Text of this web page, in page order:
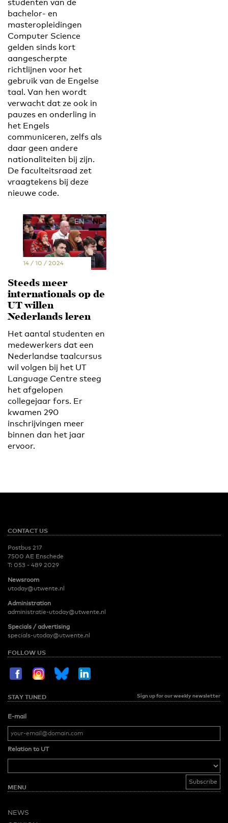
studenten van de
bachelor- en
masteropleidingen
Computer Science
gelden sinds kort
aangescherpte
richtlijnen voor het
gebruik van de Engelse
taal. Van hen wordt
verwacht dat ze ook in
pauzes en onderling in
het Engels
communiceren, zelfs als
daar geen andere
nationaliteiten bij zijn.
De faculteitsraad zet
vraagtekens bij deze
nieuwe code.
EN NL
14 / 10 / 2024
Steeds meer
internationals op de
UT willen
Nederlands leren
Het aantal studenten en
medewerkers dat een
Nederlandse taalcursus
wil volgen bij het UT
Language Centre steeg
het afgelopen
collegejaar fors. Er
kwamen 290
inschrijvingen meer
binnen dan het jaar
ervoor.
CONTACT US
Postbus 217
7500 AE Enschede
T: 053 - 489 2029
Newsroom
utoday@utwente.nl
Administration
administratie-utoday@utwente.nl
Specials / advertising
specials-utoday@utwente.nl
FOLLOW US
STAY TUNED Sign up for our weekly newsletter
E-mail
Relation to UT
MENU
NEWS